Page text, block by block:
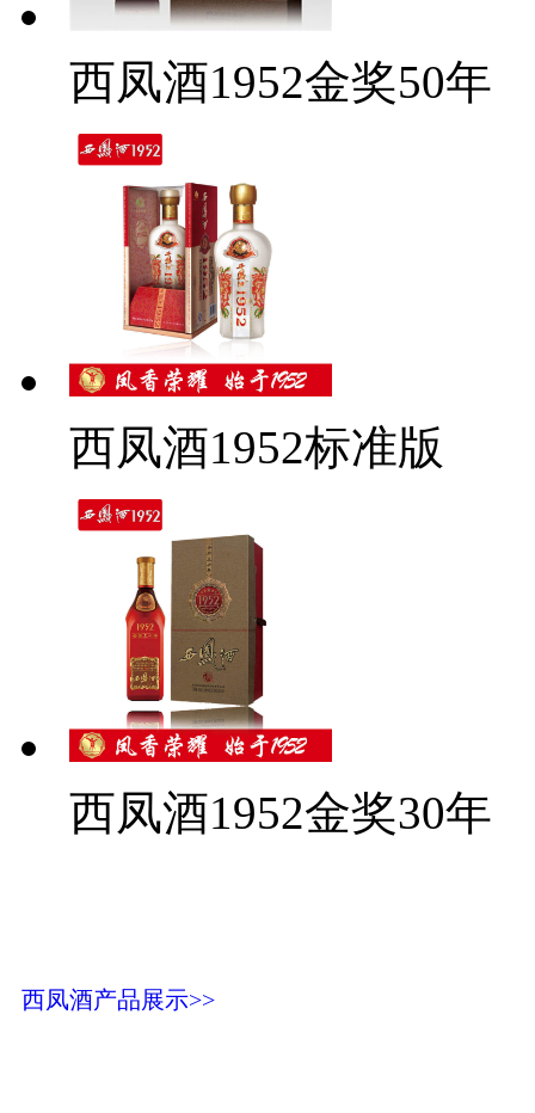
西凤酒1952金奖50年
西凤酒1952标准版
西凤酒1952金奖30年
西凤酒产品展示>>